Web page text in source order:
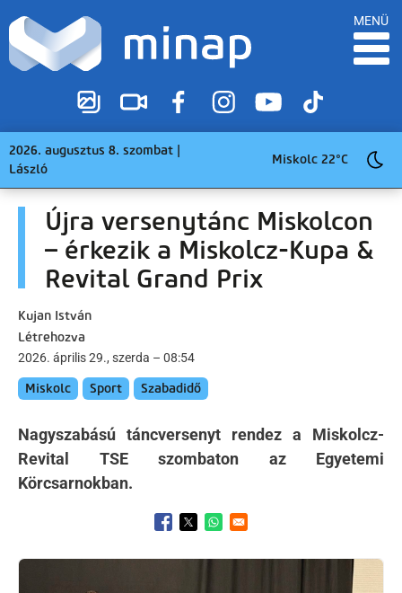
MENÜ
2026. augusztus 8. szombat |
László
Miskolc 22°C
Újra versenytánc Miskolcon
– érkezik a Miskolcz-Kupa &
Revital Grand Prix
Kujan István
Létrehozva
2026. április 29., szerda – 08:54
Miskolc Sport Szabadidő
Nagyszabású táncversenyt rendez a Miskolcz-
Revital TSE szombaton az Egyetemi
Körcsarnokban.
Opens in a new window
Opens in a new window
Opens in a new window
Kép